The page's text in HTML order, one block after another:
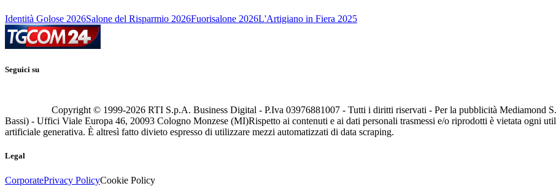
Identità Golose 2026Salone del Risparmio 2026Fuorisalone 2026L'Artigiano in Fiera 2025
Seguici su
Copyright © 1999-2026 RTI S.p.A. Business Digital - P.Iva 03976881007 - Tutti i diritti riservati - Per la pubblicità Mediamond
Bassi) - Uffici Viale Europa 46, 20093 Cologno Monzese (MI)Rispetto ai contenuti e ai dati personali trasmessi e/o riprodotti è vietata ogni
artificiale generativa. È altresì fatto divieto espresso di utilizzare mezzi automatizzati di data scraping.
Legal
CorporatePrivacy PolicyCookie Policy